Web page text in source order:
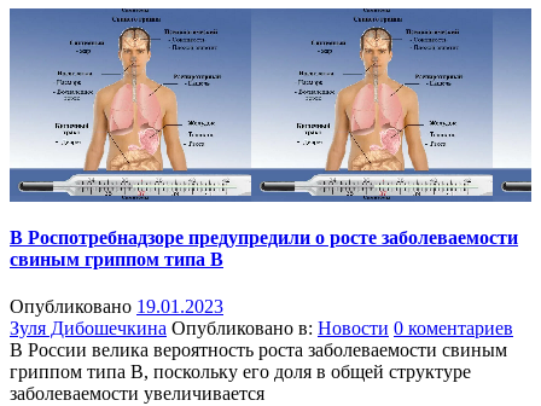
В Роспотребнадзоре предупредили о росте заболеваемости
свиным гриппом типа B
Опубликовано 19.01.2023
Зуля Дибошечкина Опубликовано в: Новости 0 коментариев
В России велика вероятность роста заболеваемости свиным
гриппом типа B, поскольку его доля в общей структуре
заболеваемости увеличивается